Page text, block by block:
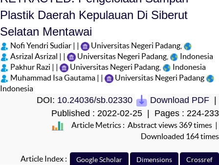
Plastik Daerah Kepulauan Di Siberut
Selatan Mentawai
Nofi Yendri Sudiar | |
Universitas Negeri Padang,
Asrizal Asrizal | |
Universitas Negeri Padang,
Indonesia
Pakhur Razi | |
Universitas Negeri Padang,
Indonesia
Muhammad Isa Gautama | |
Universitas Negeri Padang
Indonesia
DOI: 10.24036/sb.02330 Download PDF
Published : 2022-02-25 | Pages : 224-233
Article Metrics : Abstract views 369 times |
Downloaded 164 times
Article Index :